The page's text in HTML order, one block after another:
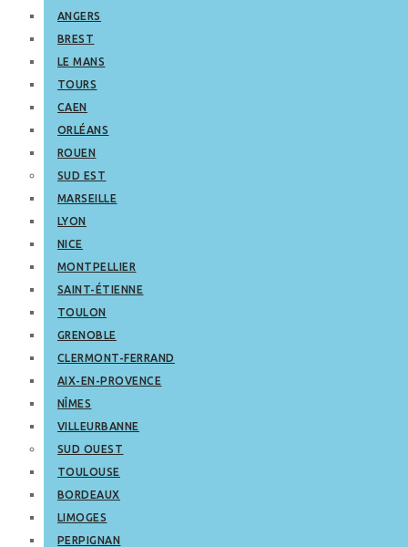
ANGERS
BREST
LE MANS
TOURS
CAEN
ORLÉANS
ROUEN
SUD EST
MARSEILLE
LYON
NICE
MONTPELLIER
SAINT-ÉTIENNE
TOULON
GRENOBLE
CLERMONT-FERRAND
AIX-EN-PROVENCE
NÎMES
VILLEURBANNE
SUD OUEST
TOULOUSE
BORDEAUX
LIMOGES
PERPIGNAN